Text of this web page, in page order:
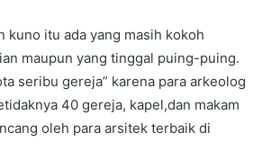
kuno itu ada yang masih kokoh
maupun yang tinggal puing-puing.
seribu gereja” karena para arkeolog
40 gereja, kapel,dan makam
oleh para arsitek terbaik di